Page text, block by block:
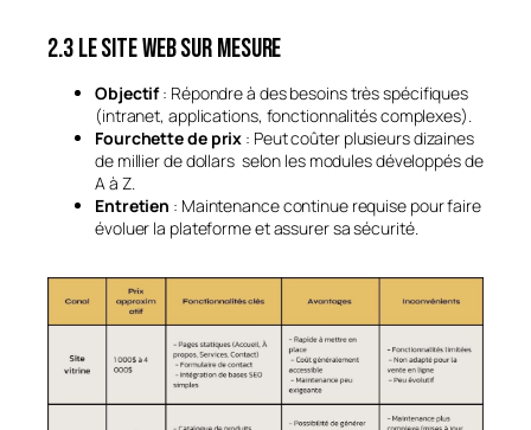
2.3 Le site web sur mesure
Objectif: Répondre à des besoins très spécifiques
(intranet, applications, fonctionnalités complexes).
Fourchette de prix : Peut coûter plusieurs dizaines
de millier de dollars selon les modules développés de
A à Z.
Entretien : Maintenance continue requise pour faire
évoluer la plateforme et assurer sa sécurité.